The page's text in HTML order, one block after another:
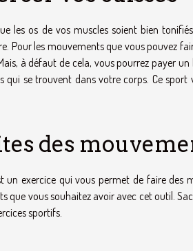
les os de vos muscles soient bien
Pour les mouvements que vous pouvez
à défaut de cela, vous pourrez payer
qui se trouvent dans votre corps. Ce
des
un exercice qui vous permet de faire des
que vous souhaitez avoir avec cet outil.
sportifs.